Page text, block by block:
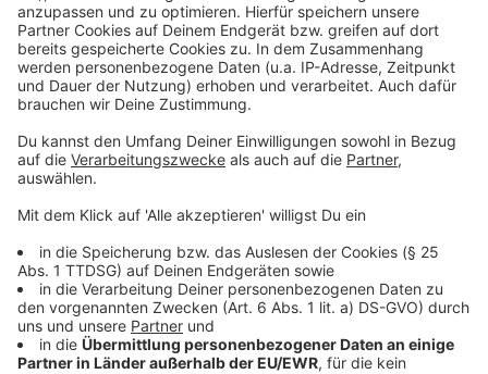
deutlich weniger Stickstoffdioxid-Belastung
festgestellt wurde.„Satellitenbilder können aber
immer nur ein Indiz sein“, sagt Ute Dauert vom
Umweltbundesamt (UBA). „Sie sind demnach nur eine
Momentaufnahme der gesamten Luftsäule, lassen
aber keine Rückschlüsse auf die Schadstoffbelastung
am Boden zu.“
Anzeige
Auch Messstationen können bislang nur bedingt
Auskunft geben. Zwar sind die Werte an
Hauptverkehrsstraßen in den NRW-Städten teilweise